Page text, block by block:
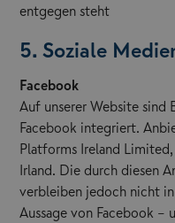
entgegen steht
5. Soziale
Facebook
Auf unserer Website sind
Facebook integriert.
Platforms Ireland
Irland. Die durch diesen
verbleiben jedoch nicht
Aussage von Facebook –